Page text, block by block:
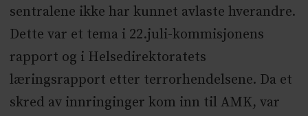
sentralene ikke har kunnet avlaste hverandre.
Dette var et tema i 22.juli-kommisjonens
rapport og i Helsedirektoratets
læringsrapport etter terrorhendelsene. Da et
skred av innringinger kom inn til AMK, var